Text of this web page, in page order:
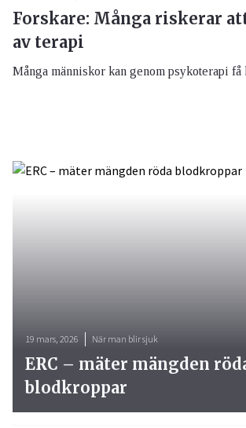
Forskare: Många riskerar
av terapi
Många människor kan genom psykoterapi få
19 mars, 2026 När man blir sjuk
ERC – mäter mängden
blodkroppar